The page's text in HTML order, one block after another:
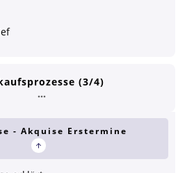
(3/4)
- Akquise Erstermine